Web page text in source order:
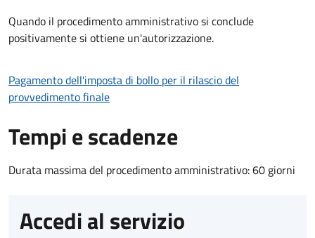
Quando il procedimento amministrativo si conclude
positivamente si ottiene un'autorizzazione.
Pagamento dell'imposta di bollo per il rilascio del
provvedimento finale
Tempi e scadenze
Durata massima del procedimento amministrativo: 60 giorni
Accedi al servizio